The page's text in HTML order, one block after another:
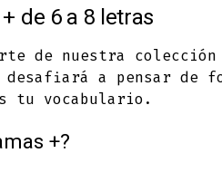
a
new
tab
a
new
tab
a
new
tab
de 6 a 8 letras
de nuestra
desafiará a pensar de
tu vocabulario.
+?